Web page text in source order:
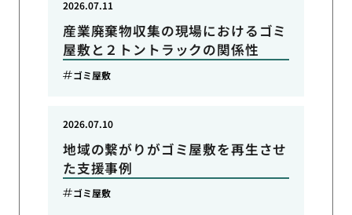
産業廃棄物収集の現場におけるゴミ
屋敷と２トントラックの関係性
2026.07.11
ゴミ屋敷
地域の繋がりがゴミ屋敷を再生させ
た支援事例
2026.07.10
ゴミ屋敷